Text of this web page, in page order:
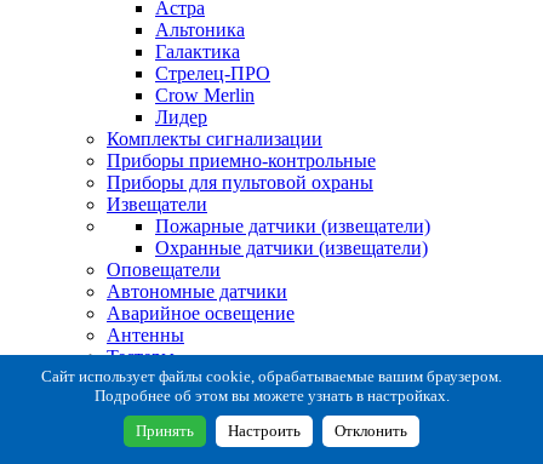
Астра
Альтоника
Галактика
Стрелец-ПРО
Crow Merlin
Лидер
Комплекты сигнализации
Приборы приемно-контрольные
Приборы для пультовой охраны
Извещатели
Пожарные датчики (извещатели)
Охранные датчики (извещатели)
Оповещатели
Автономные датчики
Аварийное освещение
Антенны
Тестеры
Система сбора извещений
Расходные и монтажные материалы
Коробки коммутационные
Кронштейны для извещателей
Сайт использует файлы cookie, обрабатываемые вашим браузером.
Подробнее об этом вы можете узнать в настройках.
Принять Настроить Отклонить